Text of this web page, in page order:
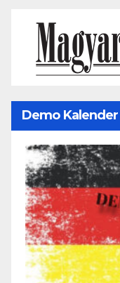
Demo Kalender